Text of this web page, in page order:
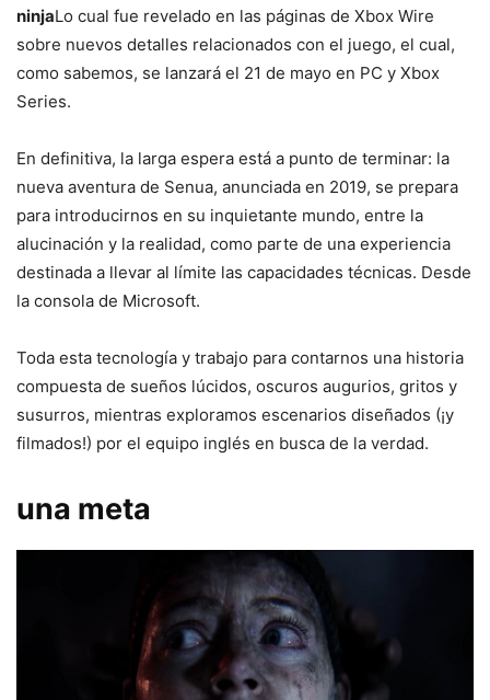
ninjaLo cual fue revelado en las páginas de Xbox Wire
sobre nuevos detalles relacionados con el juego, el cual,
como sabemos, se lanzará el 21 de mayo en PC y Xbox
Series.
En definitiva, la larga espera está a punto de terminar: la
nueva aventura de Senua, anunciada en 2019, se prepara
para introducirnos en su inquietante mundo, entre la
alucinación y la realidad, como parte de una experiencia
destinada a llevar al límite las capacidades técnicas. Desde
la consola de Microsoft.
Toda esta tecnología y trabajo para contarnos una historia
compuesta de sueños lúcidos, oscuros augurios, gritos y
susurros, mientras exploramos escenarios diseñados (¡y
filmados!) por el equipo inglés en busca de la verdad.
una meta